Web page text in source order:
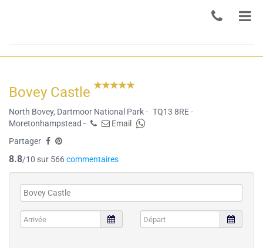
Bovey Castle
North Bovey, Dartmoor National Park - TQ13 8RE -
Moretonhampstead -
Email
Partager
8.8/10 sur 566commentaires